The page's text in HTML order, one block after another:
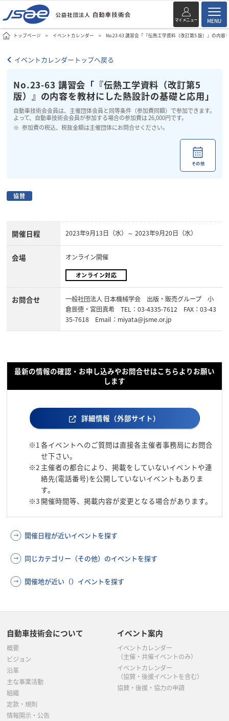
マイメニュー MENU
トップページ イベントカレンダー No.23-63 講習会「『伝熱工学資料（改訂第5 版）』の内容
イベントカレンダートップへ戻る
No.23-63 講習会「『伝熱工学資料（改訂第5
版）』の内容を教材にした熱設計の基礎と応用」
自動車技術会会員は、主催団体会員と同等条件（参加費同額）で参加できます。
よって、自動車技術会会員が参加する場合の参加費は 26,000円です。
参加費の税込、税抜金額は主催団体にお問合せください。
その他
協賛
開催日程 2023年9月13日（水）～ 2023年9月20日（水）
会場 オンライン開催
オンライン対応
お問合せ
一般社団法人 日本機械学会 出版・販売グループ 小
倉辰徳・宮田真希 TEL：03-4335-7612 FAX：03-43
35-7618 Email：miyata@jsme.or.jp
最新の情報の確認・お申し込みやお問合せはこちらよりお願い
します
詳細情報（外部サイト）
※1 各イベントへのご質問は直接各主催者事務局にお問合
せ下さい。
※2 主催者の都合により、掲載をしていないイベントや連
絡先(電話番号)を公開していないイベントもありま
す。
※3 開催時間等、掲載内容が変更となる場合があります。
開催日程が近いイベントを探す
同じカテゴリー（その他）のイベントを探す
開催地が近い（）イベントを探す
自動車技術会について
概要
ビジョン
沿革
主な事業活動
組織
定款・規則
情報開示・公告
イベント案内
イベントカレンダー
（主催・共催イベントのみ）
イベントカレンダー
（協賛・後援イベントを含む）
協賛・後援・協力の申請